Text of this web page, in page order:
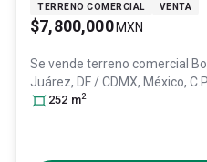
TERRENO COMERCIAL VENTA
$7,800,000 MXN
Se vende terreno comercial
Juárez, DF / CDMX, México,
252 m2